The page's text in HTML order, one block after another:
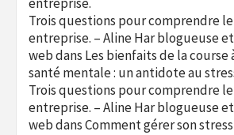
Trois questions pour comprendre le
entreprise. – Aline Har blogueuse
webdans Les bienfaits de la course
santé mentale : un antidote au
Trois questions pour comprendre le
entreprise. – Aline Har blogueuse
webdansComment gérer son